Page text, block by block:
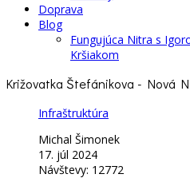
Doprava
Blog
Fungujúca Nitra s
Kršiakom
Križovatka Štefánikova - Nová
Infraštruktúra
Michal Šimonek
17. júl 2024
Návštevy: 12772